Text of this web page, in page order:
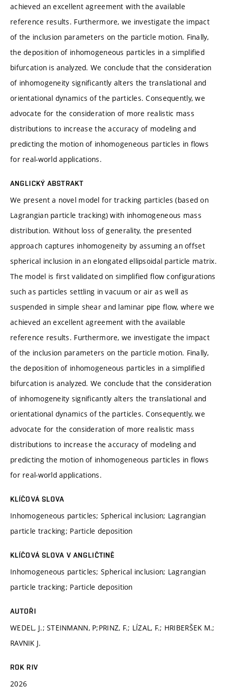
achieved an excellent agreement with the available
reference results. Furthermore, we investigate the impact
of the inclusion parameters on the particle motion. Finally,
the deposition of inhomogeneous particles in a simplified
bifurcation is analyzed. We conclude that the consideration
of inhomogeneity significantly alters the translational and
orientational dynamics of the particles. Consequently, we
advocate for the consideration of more realistic mass
distributions to increase the accuracy of modeling and
predicting the motion of inhomogeneous particles in flows
for real-world applications.
ANGLICKÝ ABSTRAKT
We present a novel model for tracking particles (based on
Lagrangian particle tracking) with inhomogeneous mass
distribution. Without loss of generality, the presented
approach captures inhomogeneity by assuming an offset
spherical inclusion in an elongated ellipsoidal particle matrix.
The model is first validated on simplified flow configurations
such as particles settling in vacuum or air as well as
suspended in simple shear and laminar pipe flow, where we
achieved an excellent agreement with the available
reference results. Furthermore, we investigate the impact
of the inclusion parameters on the particle motion. Finally,
the deposition of inhomogeneous particles in a simplified
bifurcation is analyzed. We conclude that the consideration
of inhomogeneity significantly alters the translational and
orientational dynamics of the particles. Consequently, we
advocate for the consideration of more realistic mass
distributions to increase the accuracy of modeling and
predicting the motion of inhomogeneous particles in flows
for real-world applications.
KLÍČOVÁ SLOVA
Inhomogeneous particles; Spherical inclusion; Lagrangian
particle tracking; Particle deposition
KLÍČOVÁ SLOVA V ANGLIČTINĚ
Inhomogeneous particles; Spherical inclusion; Lagrangian
particle tracking; Particle deposition
AUTOŘI
WEDEL, J.; STEINMANN, P;PRINZ, F.; LÍZAL, F.; HRIBERŠEK M.;
RAVNIK J.
ROK RIV
2026